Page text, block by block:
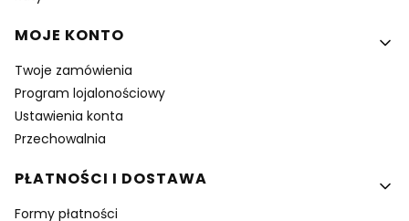
MOJE KONTO
Twoje zamówienia
Program lojalonościowy
Ustawienia konta
Przechowalnia
PŁATNOŚCI I DOSTAWA
Formy płatności